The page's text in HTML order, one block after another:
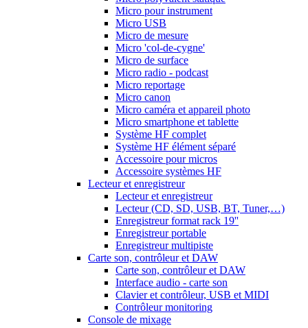
Micro pour instrument
Micro USB
Micro de mesure
Micro 'col-de-cygne'
Micro de surface
Micro radio - podcast
Micro reportage
Micro canon
Micro caméra et appareil photo
Micro smartphone et tablette
Système HF complet
Système HF élément séparé
Accessoire pour micros
Accessoire systèmes HF
Lecteur et enregistreur
Lecteur et enregistreur
Lecteur (CD, SD, USB, BT, Tuner,…)
Enregistreur format rack 19''
Enregistreur portable
Enregistreur multipiste
Carte son, contrôleur et DAW
Carte son, contrôleur et DAW
Interface audio - carte son
Clavier et contrôleur, USB et MIDI
Contrôleur monitoring
Console de mixage